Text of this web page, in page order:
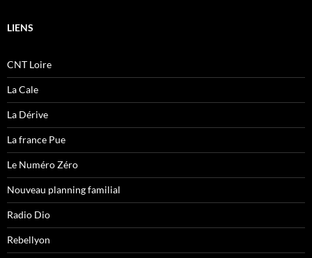
LIENS
CNT Loire
La Cale
La Dérive
La france Pue
Le Numéro Zéro
Nouveau planning familial
Radio Dio
Rebellyon